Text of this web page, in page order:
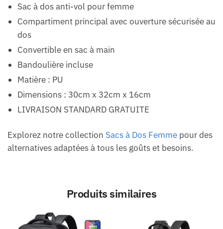
Sac à dos anti-vol pour femme
Compartiment principal avec ouverture sécurisée au
dos
Convertible en sac à main
Bandoulière incluse
Matière : PU
Dimensions : 30cm x 32cm x 16cm
LIVRAISON STANDARD GRATUITE
Explorez notre collection Sacs à Dos Femme pour des
alternatives adaptées à tous les goûts et besoins.
Produits similaires